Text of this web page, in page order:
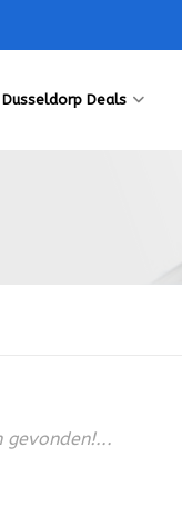
Dusseldorp Deals
gevonden!...